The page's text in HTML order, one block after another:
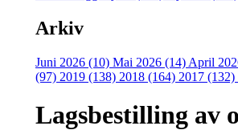
Arkiv
Juni 2026 (10) Mai 2026 (14) April
(97) 2019 (138) 2018 (164) 2017 (132)
Lagsbestilling av